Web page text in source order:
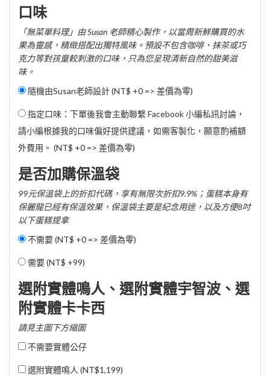
口味
「無菜單料理」由 Susan 老師精心製作，以當周新鮮購買的水
果為靈感，精緻搭配出獨特風味。預設不包含咖啡、抹茶或巧
克力等對孩童較刺激的口味，只為您呈現清新自然的甜美滋
味。
隨機由Susan老師設計 (NT$ +0 => 差價為零)
指定口味：下單後我會主動聯繫 Facebook 小編私訊討論，
請小編根據我的口味偏好提供建議，如需客製化，願意酌補額
外費用。 (NT$ +0 => 差價為零)
是否加購保溫袋
99元保溫袋上的折扣代碼，享有無限次折扣9.9%；蛋糕本身有
保麗龍已經有保溫效果，保溫袋主要是紀念用途，以及方便8吋
以下蛋糕提拿
不需要 (NT$ +0 => 差價為零)
需要 (NT$ +99)
選附實體鳴人、選附實體宇智波、選
附實體卡卡西
請見主圖下方縮圖
不需要實體公仔
選附實體鳴人 (NT$1,199)